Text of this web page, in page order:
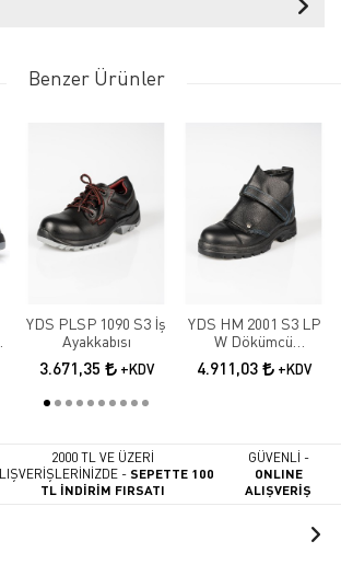
Benzer Ürünler
YDS PLSP 1090 S3 İş
Ayakkabısı
3.671,35 +KDV
YDS HM 2001 S3 LP
W Dökümcü
Ayakkabısı
4.911,03 +KDV
2000 TL VE ÜZERİ
-SEPETTE 100
TL İNDİRİM FIRSATI
GÜVENLİ -
ONLINE
ALIŞVERİŞ